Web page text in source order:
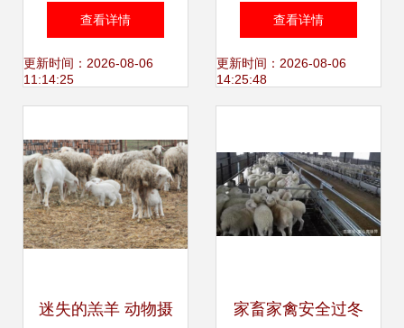
鹊山鸡的视觉盛宴
查看详情
更新时间：2026-08-06
11:14:25
居环境与农民生
计，探寻家禽家畜
查看详情
更新时间：2026-08-06
14:25:48
迷失的羔羊 动物摄 家畜家禽安全过冬